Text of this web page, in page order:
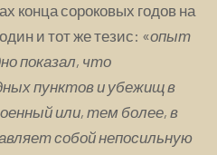
конца сороковых годов на
и тот же тезис: «опыт
показал, что
пунктов и убежищ в
или, тем более, в
собой непосильную